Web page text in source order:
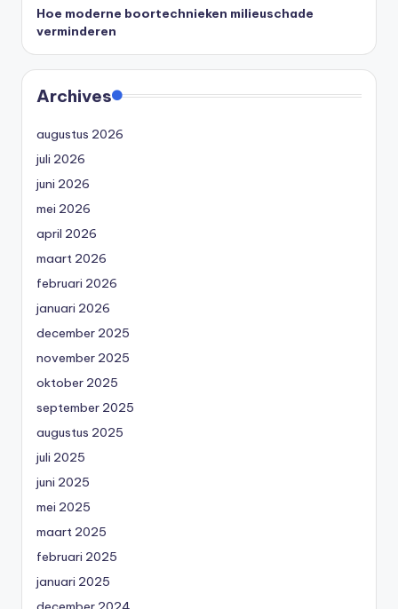
Hoe moderne boortechnieken milieuschade
verminderen
Archives
augustus 2026
juli 2026
juni 2026
mei 2026
april 2026
maart 2026
februari 2026
januari 2026
december 2025
november 2025
oktober 2025
september 2025
augustus 2025
juli 2025
juni 2025
mei 2025
maart 2025
februari 2025
januari 2025